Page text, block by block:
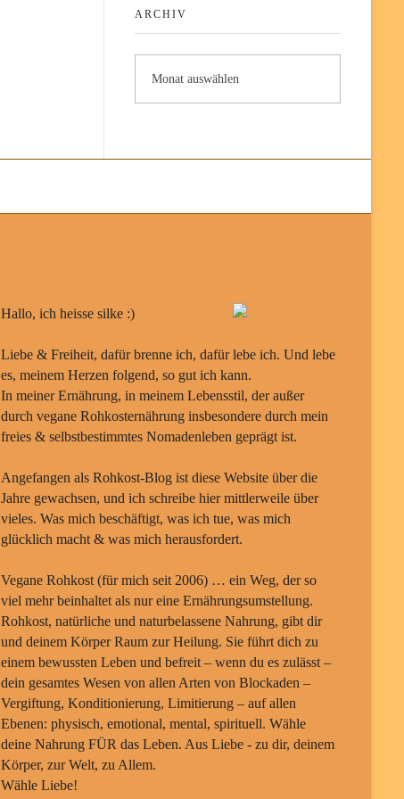
ARCHIV
Hallo, ich heisse silke :)
Liebe & Freiheit, dafür brenne ich, dafür lebe ich. Und lebe
es, meinem Herzen folgend, so gut ich kann.
In meiner Ernährung, in meinem Lebensstil, der außer
durch vegane Rohkosternährung insbesondere durch mein
freies & selbstbestimmtes Nomadenleben geprägt ist.
Angefangen als Rohkost-Blog ist diese Website über die
Jahre gewachsen, und ich schreibe hier mittlerweile über
vieles. Was mich beschäftigt, was ich tue, was mich
glücklich macht & was mich herausfordert.
Vegane Rohkost (für mich seit 2006) … ein Weg, der so
viel mehr beinhaltet als nur eine Ernährungsumstellung.
Rohkost, natürliche und naturbelassene Nahrung, gibt dir
und deinem Körper Raum zur Heilung. Sie führt dich zu
einem bewussten Leben und befreit – wenn du es zulässt –
dein gesamtes Wesen von allen Arten von Blockaden –
Vergiftung, Konditionierung, Limitierung – auf allen
Ebenen: physisch, emotional, mental, spirituell. Wähle
deine Nahrung FÜR das Leben. Aus Liebe - zu dir, deinem
Körper, zur Welt, zu Allem.
Wähle Liebe!